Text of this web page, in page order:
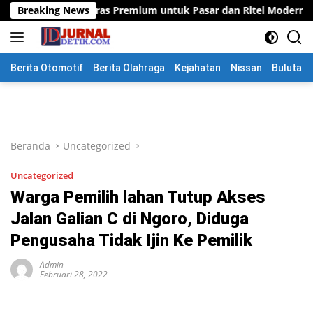
Langsung
ke
konten
Breaking News
Beras Premium untuk Pasar dan Ritel Modern Polres
Berita Otomotif Berita Olahraga Kejahatan Nissan
Beranda Uncategorized
Uncategorized
Warga Pemilih lahan Tutup Akses
Jalan Galian C di Ngoro, Diduga
Pengusaha Tidak Ijin Ke Pemilik
Admin
Februari 28, 2022